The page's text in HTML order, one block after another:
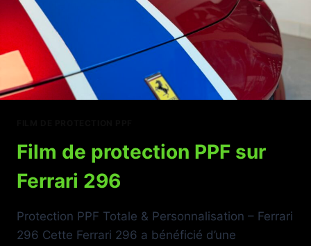
Film de protection PPF sur
Ferrari 296
Protection PPF Totale & Personnalisation – Ferrari
296 Cette Ferrari 296 a bénéficié d’une